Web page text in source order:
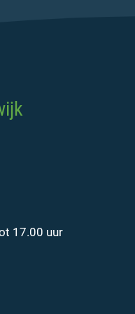
17.00 uur